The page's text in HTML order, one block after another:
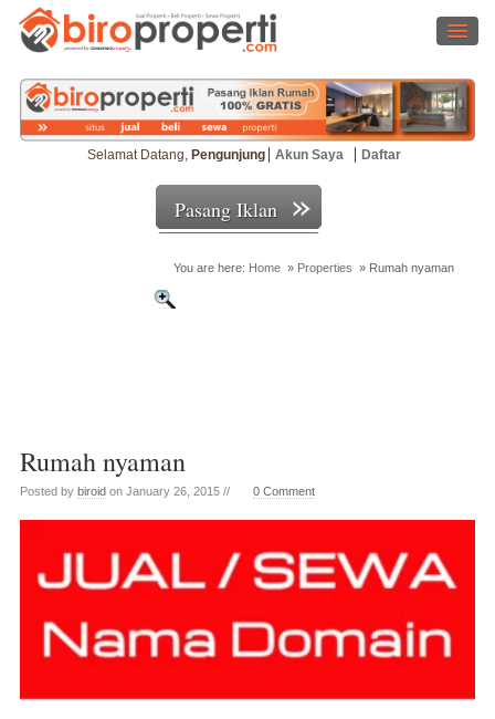
Selamat Datang, Pengunjung Akun Saya Daftar
Pasang Iklan
You are here: Home » Properties » Rumah nyaman
Rumah nyaman
Posted by biroidon January 26, 2015 // 0 Comment